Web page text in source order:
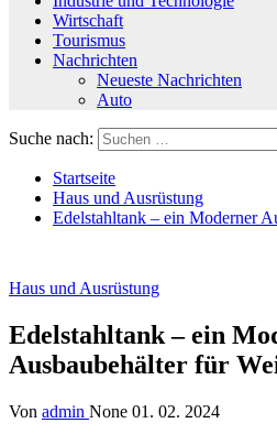
Wirtschaft
Tourismus
Nachrichten
Neueste Nachrichten
Auto
Suche nach:
Startseite
Haus und Ausrüstung
Edelstahltank – ein Moderner
Haus und Ausrüstung
Edelstahltank – ein
Ausbaubehälter für
Von admin None 01. 02. 2024